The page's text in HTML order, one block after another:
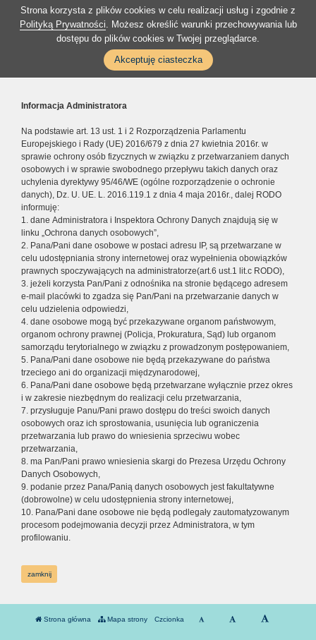
Strona korzysta z plików cookies w celu realizacji usług i zgodnie z
Polityką Prywatności. Możesz określić warunki przechowywania lub
dostępu do plików cookies w Twojej przeglądarce.
Akceptuję ciasteczka
Informacja Administratora
Na podstawie art. 13 ust. 1 i 2 Rozporządzenia Parlamentu
Europejskiego i Rady (UE) 2016/679 z dnia 27 kwietnia 2016r. w
sprawie ochrony osób fizycznych w związku z przetwarzaniem danych
osobowych i w sprawie swobodnego przepływu takich danych oraz
uchylenia dyrektywy 95/46/WE (ogólne rozporządzenie o ochronie
danych), Dz. U. UE. L. 2016.119.1 z dnia 4 maja 2016r., dalej RODO
informuję:
1. dane Administratora i Inspektora Ochrony Danych znajdują się w
linku „Ochrona danych osobowych”,
2. Pana/Pani dane osobowe w postaci adresu IP, są przetwarzane w
celu udostępniania strony internetowej oraz wypełnienia obowiązków
prawnych spoczywających na administratorze(art.6 ust.1 lit.c RODO),
3. jeżeli korzysta Pan/Pani z odnośnika na stronie będącego adresem
e-mail placówki to zgadza się Pan/Pani na przetwarzanie danych w
celu udzielenia odpowiedzi,
4. dane osobowe mogą być przekazywane organom państwowym,
organom ochrony prawnej (Policja, Prokuratura, Sąd) lub organom
samorządu terytorialnego w związku z prowadzonym postępowaniem,
5. Pana/Pani dane osobowe nie będą przekazywane do państwa
trzeciego ani do organizacji międzynarodowej,
6. Pana/Pani dane osobowe będą przetwarzane wyłącznie przez okres
i w zakresie niezbędnym do realizacji celu przetwarzania,
7. przysługuje Panu/Pani prawo dostępu do treści swoich danych
osobowych oraz ich sprostowania, usunięcia lub ograniczenia
przetwarzania lub prawo do wniesienia sprzeciwu wobec
przetwarzania,
8. ma Pan/Pani prawo wniesienia skargi do Prezesa Urzędu Ochrony
Danych Osobowych,
9. podanie przez Pana/Panią danych osobowych jest fakultatywne
(dobrowolne) w celu udostępnienia strony internetowej,
10. Pana/Pani dane osobowe nie będą podlegały zautomatyzowanym
procesom podejmowania decyzji przez Administratora, w tym
profilowaniu.
zamknij
Strona główna Mapa strony Czcionka